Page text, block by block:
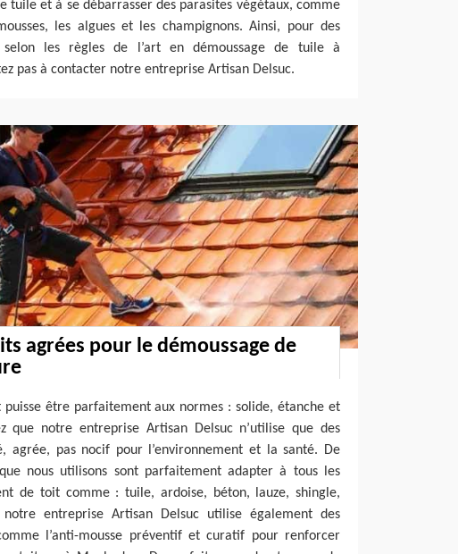
tuile et à se débarrasser des parasites végétaux, comme
les algues et les champignons. Ainsi, pour des
selon les règles de l’art en démoussage de tuile à
pas à contacter notre entreprise Artisan Delsuc.
agrées pour le démoussage de
puisse être parfaitement aux normes : solide, étanche et
que notre entreprise Artisan Delsuc n’utilise que des
agrée, pas nocif pour l’environnement et la santé. De
nous utilisons sont parfaitement adapter à tous les
de toit comme : tuile, ardoise, béton, lauze, shingle,
notre entreprise Artisan Delsuc utilise également des
l’anti-mousse préventif et curatif pour renforcer